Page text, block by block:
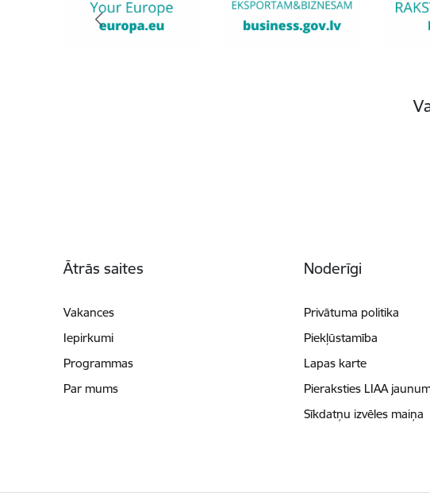
Ātrās saites
Vakances
Iepirkumi
Programmas
Par mums
Noderīgi
Privātuma politika
Piekļūstamība
Lapas karte
Pieraksties LIAA
Sīkdatņu izvēles maiņa